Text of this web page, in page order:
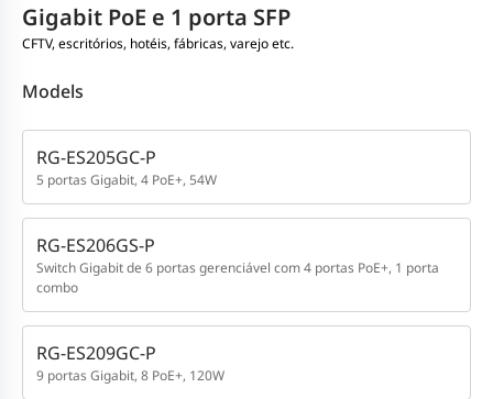
Gigabit PoE e 1 porta SFP
CFTV, escritórios, hotéis, fábricas, varejo etc.
Models
RG-ES205GC-P
5 portas Gigabit, 4 PoE+, 54W
RG-ES206GS-P
Switch Gigabit de 6 portas gerenciável com 4 portas PoE+, 1 porta
combo
RG-ES209GC-P
9 portas Gigabit, 8 PoE+, 120W